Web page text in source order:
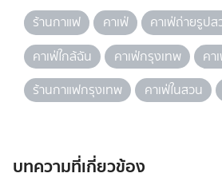
ร้านกาแฟ คาเฟ่ คาเฟ่ถ่ายรูปส
คาเฟ่ใกล้ฉัน
คาเฟ่กรุงเทพ
คา
ร้านกาแฟกรุงเทพ
คาเฟ่ในสวน
บทความที่เกี่ยวข้อง